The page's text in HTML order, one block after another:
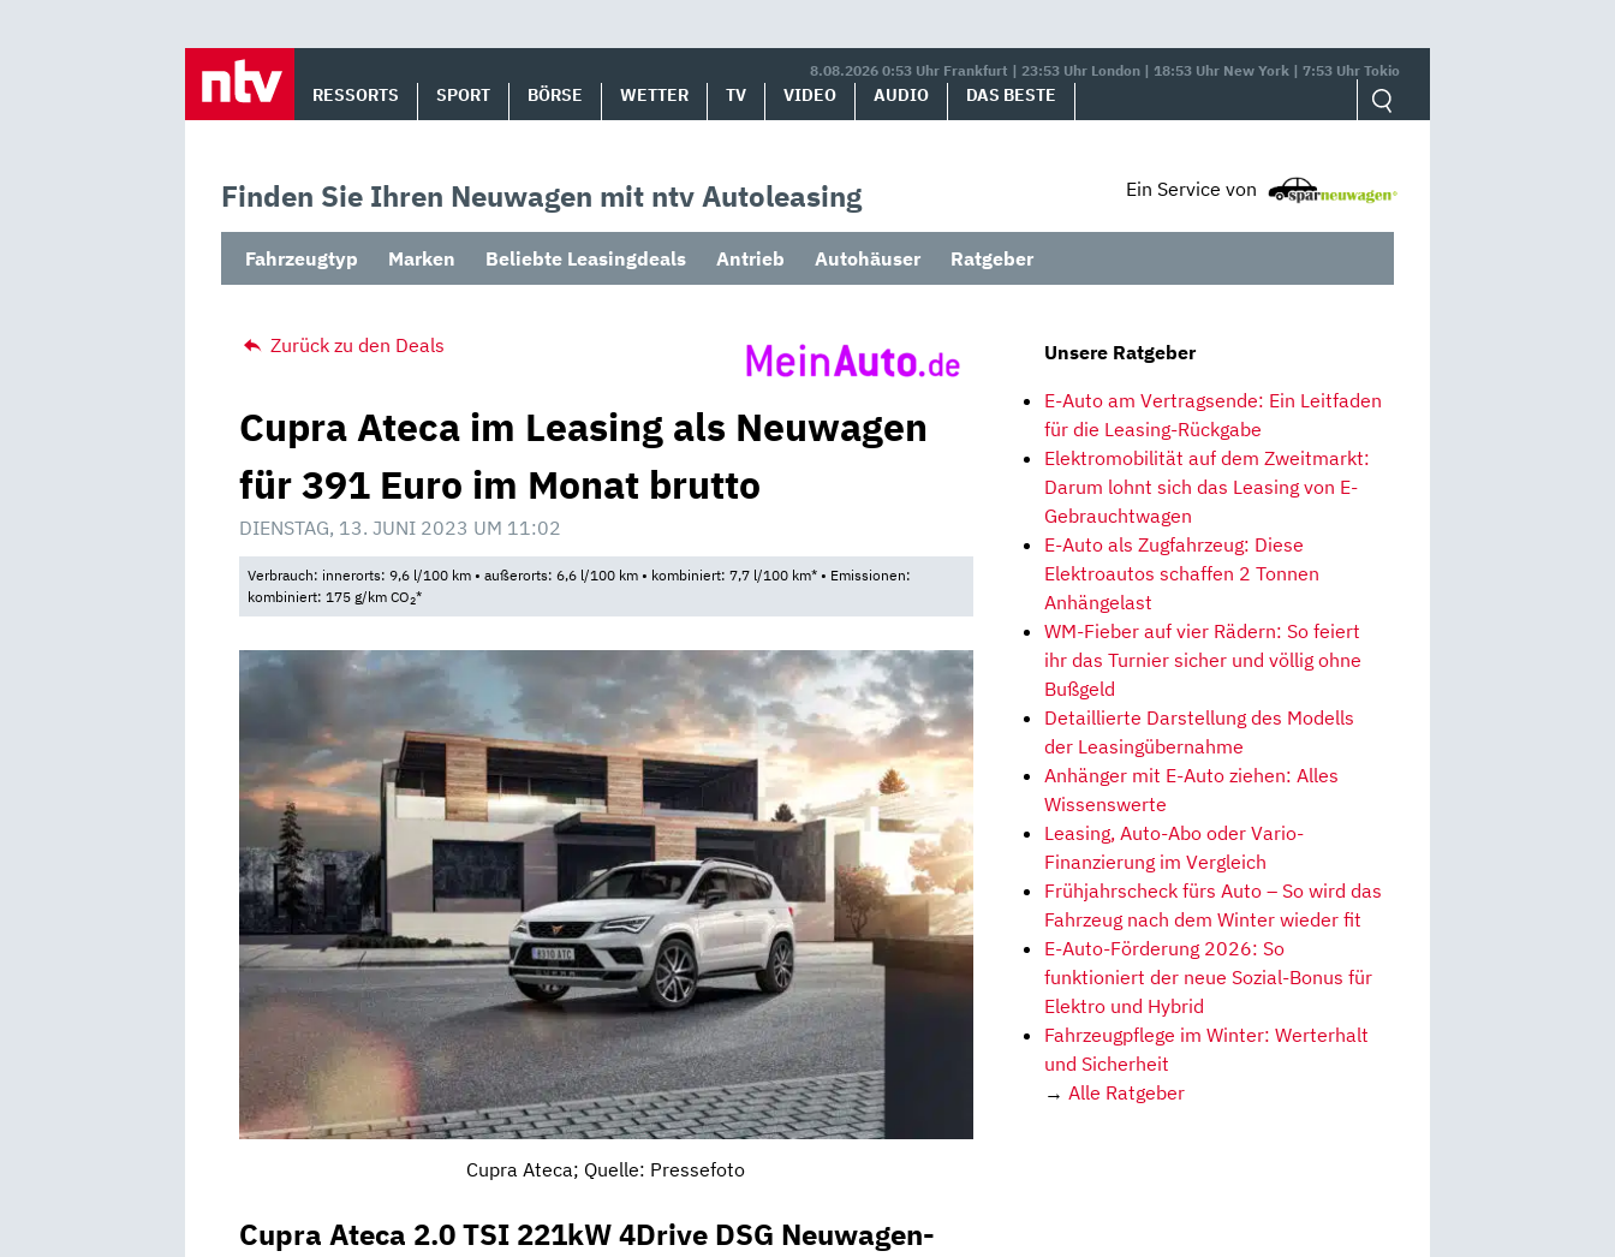
8.08.2026 0:53 Uhr Frankfurt | 23:53 Uhr London | 18:53 Uhr New York | 7:53 Uhr Tokio
RESSORTS SPORT BÖRSE WETTER TV VIDEO AUDIO DAS BESTE
Finden Sie Ihren Neuwagen mit ntv Autoleasing Ein Service von
Fahrzeugtyp Marken Beliebte Leasingdeals Antrieb Autohäuser Ratgeber
Zurück zu den Deals
Cupra Ateca im Leasing als Neuwagen
für 391 Euro im Monat brutto
DIENSTAG, 13. JUNI 2023 UM 11:02
Verbrauch: innerorts: 9,6 l/100 km • außerorts: 6,6 l/100 km • kombiniert: 7,7 l/100 km* • Emissionen:
kombiniert: 175 g/km CO2*
Cupra Ateca; Quelle: Pressefoto
Cupra Ateca 2.0 TSI 221kW 4Drive DSG Neuwagen-
Unsere Ratgeber
E-Auto am Vertragsende: Ein Leitfaden
für die Leasing-Rückgabe
Elektromobilität auf dem Zweitmarkt:
Darum lohnt sich das Leasing von E-
Gebrauchtwagen
E-Auto als Zugfahrzeug: Diese
Elektroautos schaffen 2 Tonnen
Anhängelast
WM-Fieber auf vier Rädern: So feiert
ihr das Turnier sicher und völlig ohne
Bußgeld
Detaillierte Darstellung des Modells
der Leasingübernahme
Anhänger mit E-Auto ziehen: Alles
Wissenswerte
Leasing, Auto-Abo oder Vario-
Finanzierung im Vergleich
Frühjahrscheck fürs Auto – So wird das
Fahrzeug nach dem Winter wieder fit
E-Auto-Förderung 2026: So
funktioniert der neue Sozial-Bonus für
Elektro und Hybrid
Fahrzeugpflege im Winter: Werterhalt
und Sicherheit
→ Alle Ratgeber